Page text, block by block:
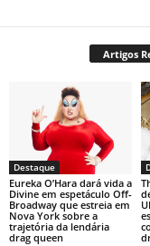
Artigos
Destaque
Eureka O’Hara dará vida a
Divine em espetáculo Off-
Broadway que estreia em
Nova York sobre a
trajetória da lendária
drag queen